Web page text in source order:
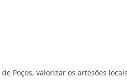
Poços, valorizar os artesões